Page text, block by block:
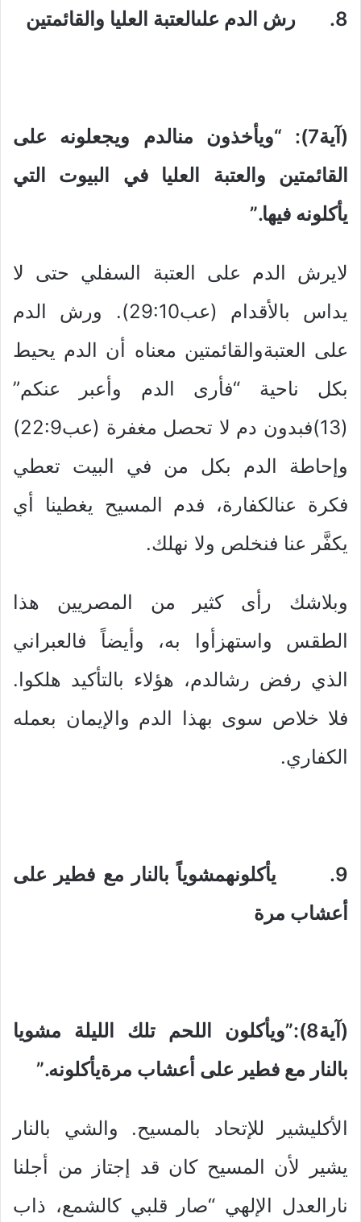
8. رش الدم علىالعتبة العليا والقائمتين
(آية7): “ويأخذون منالدم ويجعلونه على
القائمتين والعتبة العليا في البيوت التي
يأكلونه فيها.”
لايرش الدم على العتبة السفلي حتى لا
يداس بالأقدام (عب29:10). ورش الدم
على العتبةوالقائمتين معناه أن الدم يحيط
بكل ناحية “فأرى الدم وأعبر عنكم”
(13)فبدون دم لا تحصل مغفرة (عب22:9)
وإحاطة الدم بكل من في البيت تعطي
فكرة عنالكفارة، فدم المسيح يغطينا أي
يكفَّر عنا فنخلص ولا نهلك.
وبلاشك رأى كثير من المصريين هذا
الطقس واستهزأوا به، وأيضاً فالعبراني
الذي رفض رشالدم، هؤلاء بالتأكيد هلكوا.
فلا خلاص سوى بهذا الدم والإيمان بعمله
الكفاري.
9. يأكلونهمشوياً بالنار مع فطير على
أعشاب مرة
(آية8):”ويأكلون اللحم تلك الليلة مشويا
بالنار مع فطير على أعشاب مرةيأكلونه.”
الأكليشير للإتحاد بالمسيح. والشي بالنار
يشير لأن المسيح كان قد إجتاز من أجلنا
نارالعدل الإلهي “صار قلبي كالشمع، ذاب